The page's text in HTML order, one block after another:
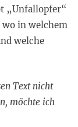
„Unfallopfer“
wo in welchem
welche
Text nicht
möchte ich